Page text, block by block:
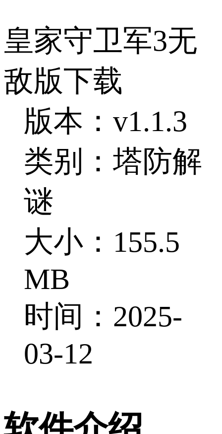
皇家守卫军3无
敌版下载
版本：v1.1.3
类别：塔防解
谜
大小：155.5
MB
时间：2025-
03-12